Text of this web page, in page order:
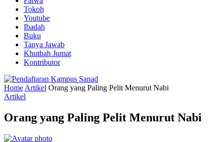
Tokoh
Youtube
Ibadah
Buku
Tanya Jawab
Khutbah Jumat
Kontributor
Home Artikel Orang yang Paling Pelit Menurut Nabi
Artikel
Orang yang Paling Pelit Menurut Nabi